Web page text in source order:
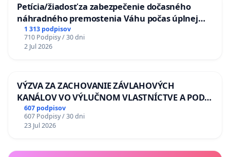
Petícia/žiadosť za zabezpečenie dočasného
náhradného premostenia Váhu počas úplnej
uzávery Vážskeho mosta v Komárne
1 313 podpisov
710 Podpisy / 30 dni
2 Jul 2026
VÝZVA ZA ZACHOVANIE ZÁVLAHOVÝCH
KANÁLOV VO VÝLUČNOM VLASTNÍCTVE A POD
KONTROLOU SLOVENSKEJ REPUBLIKY & žiadosť
na riešenie zanedbaného stavu závlahových a
odvodňovacích kanálov na Slovensku
607 podpisov
607 Podpisy / 30 dni
23 Jul 2026